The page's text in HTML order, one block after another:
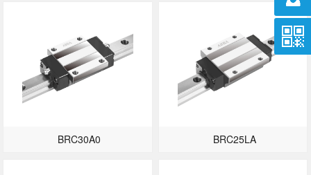
BRC30A0 BRC25LA